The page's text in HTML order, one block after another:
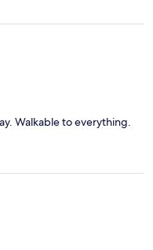
Walkable to everything.